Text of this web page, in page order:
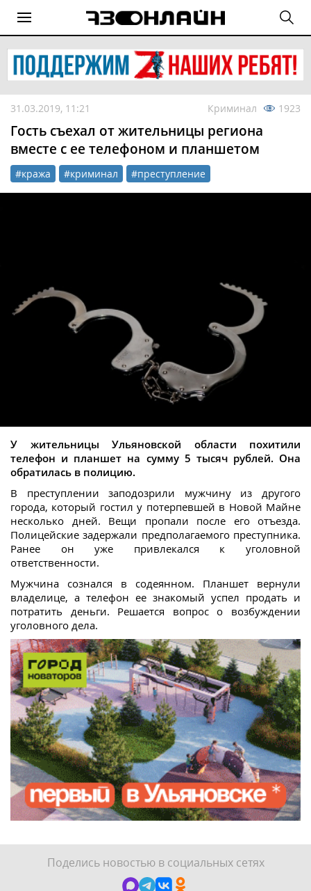
31.03.2019, 11:21 Криминал 1923
Гость съехал от жительницы региона
вместе с ее телефоном и планшетом
#кража #криминал #преступление
У жительницы Ульяновской области похитили
телефон и планшет на сумму 5 тысяч рублей. Она
обратилась в полицию.
В преступлении заподозрили мужчину из другого
города, который гостил у потерпевшей в Новой Майне
несколько дней. Вещи пропали после его отъезда.
Полицейские задержали предполагаемого преступника.
Ранее он уже привлекался к уголовной
ответственности.
Мужчина сознался в содеянном. Планшет вернули
владелице, а телефон ее знакомый успел продать и
потратить деньги. Решается вопрос о возбуждении
уголовного дела.
Поделись новостью в социальных сетях